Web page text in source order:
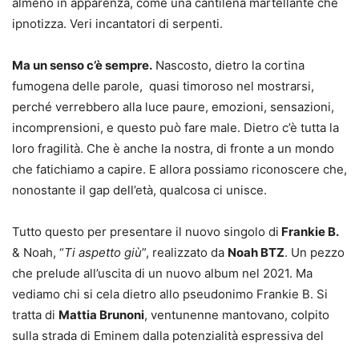
ipnotizza. Veri incantatori di serpenti.
Ma un senso c’è sempre. Nascosto, dietro la cortina
fumogena delle parole, quasi timoroso nel mostrarsi,
perché verrebbero alla luce paure, emozioni, sensazioni,
incomprensioni, e questo può fare male. Dietro c’è tutta la
loro fragilità. Che è anche la nostra, di fronte a un mondo
che fatichiamo a capire. E allora possiamo riconoscere che,
nonostante il gap dell’età, qualcosa ci unisce.
Tutto questo per presentare il nuovo singolo di Frankie B.
& Noah, “Ti aspetto giù”, realizzato da Noah BTZ. Un pezzo
che prelude all’uscita di un nuovo album nel 2021. Ma
vediamo chi si cela dietro allo pseudonimo Frankie B. Si
tratta di Mattia Brunoni, ventunenne mantovano, colpito
sulla strada di Eminem dalla potenzialità espressiva del